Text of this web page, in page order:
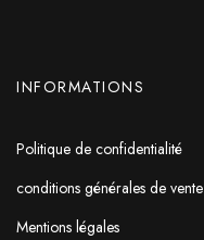
INFORMATIONS
Politique de confidentialité
conditions générales de vente
Mentions légales